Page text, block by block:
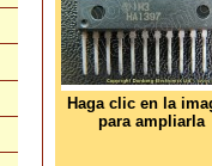
Haga clic en la
para ampliarla